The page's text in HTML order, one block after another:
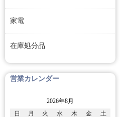
家電
在庫処分品
営業カレンダー
2026年8月
日
月 火 水 木 金
土